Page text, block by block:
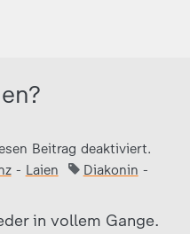
Beitrag deaktiviert.
- Laien Diakonin -
in vollem Gange.